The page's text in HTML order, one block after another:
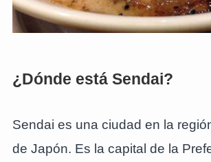
¿Dónde está Sendai?
Sendai es una ciudad en la
de Japón. Es la capital de la